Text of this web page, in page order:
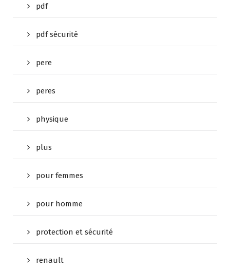
pdf
pdf sécurité
pere
peres
physique
plus
pour femmes
pour homme
protection et sécurité
renault